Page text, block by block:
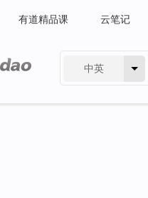
有道精品课 云笔记
中英